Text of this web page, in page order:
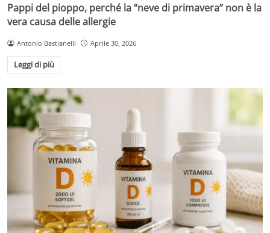
Pappi del pioppo, perché la “neve di primavera” non è la
vera causa delle allergie
Antonio Bastianelli Aprile 30, 2026
Leggi di più